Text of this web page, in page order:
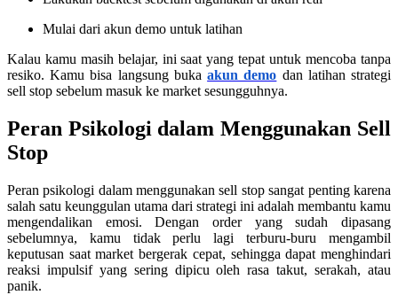
Mulai dari akun demo untuk latihan
Kalau kamu masih belajar, ini saat yang tepat untuk mencoba tanpa
resiko. Kamu bisa langsung bukaakun demo dan latihan strategi
sell stop sebelum masuk ke market sesungguhnya.
Peran Psikologi dalam Menggunakan Sell
Stop
Peran psikologi dalam menggunakan sell stop sangat penting karena
salah satu keunggulan utama dari strategi ini adalah membantu kamu
mengendalikan emosi. Dengan order yang sudah dipasang
sebelumnya, kamu tidak perlu lagi terburu-buru mengambil
keputusan saat market bergerak cepat, sehingga dapat menghindari
reaksi impulsif yang sering dipicu oleh rasa takut, serakah, atau
panik.